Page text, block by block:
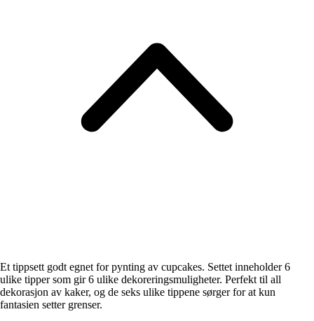
Et tippsett godt egnet for pynting av cupcakes. Settet inneholder 6
ulike tipper som gir 6 ulike dekoreringsmuligheter. Perfekt til all
dekorasjon av kaker, og de seks ulike tippene sørger for at kun
fantasien setter grenser.